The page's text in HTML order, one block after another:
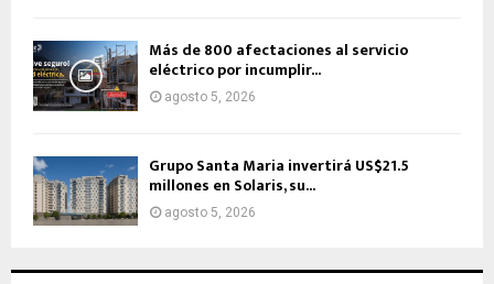
Más de 800 afectaciones al servicio
eléctrico por incumplir...
agosto 5, 2026
Grupo Santa Maria invertirá US$21.5
millones en Solaris, su...
agosto 5, 2026